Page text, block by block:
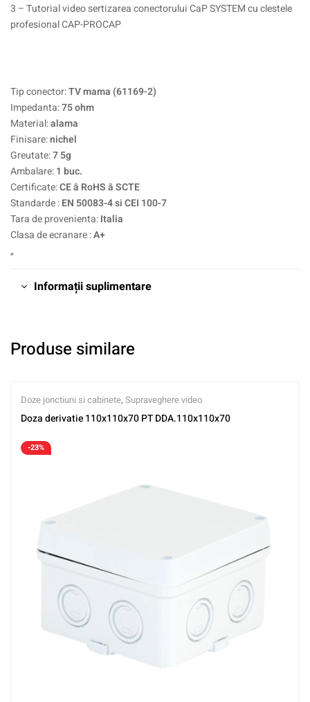
3 – Tutorial video sertizarea conectorului CaP SYSTEM cu clestele
profesional CAP-PROCAP
Tip conector:TV mama (61169-2)
Impedanta:75 ohm
Material:alama
Finisare:nichel
Greutate:7 5g
Ambalare:1 buc.
Certificate:CE â RoHS â SCTE
Standarde :EN 50083-4 si CEI 100-7
Tara de provenienta:Italia
Clasa de ecranare :A+
„
Informații suplimentare
Produse similare
Doze jonctiuni si cabinete, Supraveghere video
Doza derivatie 110x110x70 PT DDA.110x110x70
-23%